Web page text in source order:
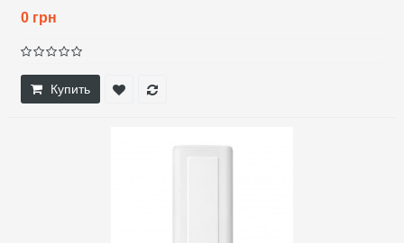
0 грн
Купить